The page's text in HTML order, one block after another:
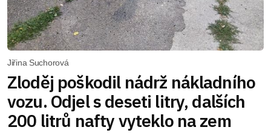
Jiřina Suchorová
Zloděj poškodil nádrž nákladního
vozu. Odjel s deseti litry, dalších
200 litrů nafty vyteklo na zem